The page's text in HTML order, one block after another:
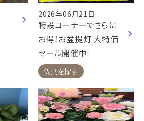
2026年06月21日
特設コーナーでさらに
お得！お盆提灯 大特価
セール開催中
仏具を探す